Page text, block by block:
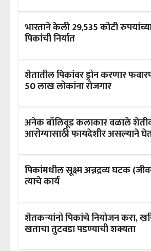
भारताने केली 29,535 कोटी रुपयांच्या मसाल्याच्या
पिकांची निर्यात
शेतातील पिकांवर ड्रोन करणार
50 लाख लोकांना रोजगार
अनेक बॉलिवूड कलाकार वळाले
आरोग्यासाठी फायदेशीर असल्याने
पिकांमधील सूक्ष्म अन्नद्रव्य घटक
त्याचे कार्य
शेतकऱ्यांनो पिकांचे नियोजन करा,
खताचा तुटवडा पडण्याची शक्यता